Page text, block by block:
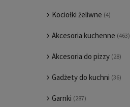
Kociołki żeliwne (4)
Akcesoria kuchenne (463)
Akcesoria do pizzy (28)
Gadżety do kuchni (36)
Garnki (287)